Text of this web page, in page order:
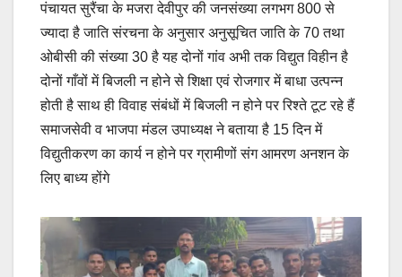
पंचायत सुरैंचा के मजरा देवीपुर की जनसंख्या लगभग 800 से
ज्यादा है जाति संरचना के अनुसार अनुसूचित जाति के 70 तथा
ओबीसी की संख्या 30 है यह दोनों गांव अभी तक विद्युत विहीन है
दोनों गाँवों में बिजली न होने से शिक्षा एवं रोजगार में बाधा उत्पन्न
होती है साथ ही विवाह संबंधों में बिजली न होने पर रिश्ते टूट रहे हैं
समाजसेवी व भाजपा मंडल उपाध्यक्ष ने बताया है 15 दिन में
विद्युतीकरण का कार्य न होने पर ग्रामीणों संग आमरण अनशन के
लिए बाध्य होंगे